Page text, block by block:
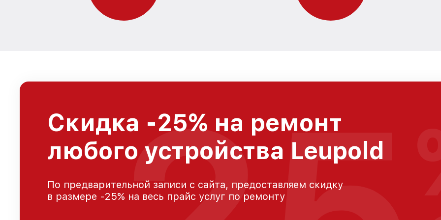
Скидка -25% на ремонт
любого устройства Leupold
По предварительной записи с сайта, предоставляем скидку
в размере -25% на весь прайс услуг по ремонту